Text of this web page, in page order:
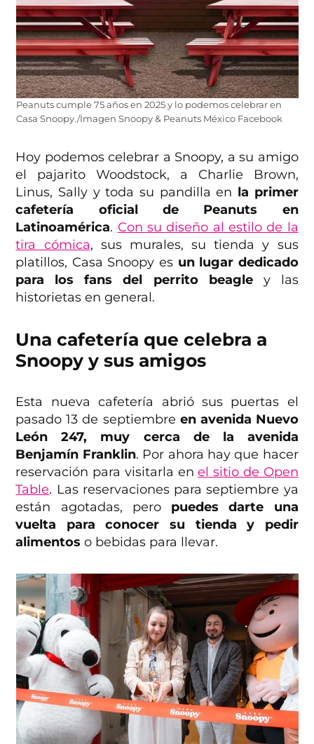
Peanuts cumple 75 años en 2025 y lo podemos celebrar en
Casa Snoopy./Imagen Snoopy & Peanuts México Facebook
Hoy podemos celebrar a Snoopy, a su amigo
el pajarito Woodstock, a Charlie Brown,
Linus, Sally y toda su pandilla en la primer
cafetería oficial de Peanuts en
Latinoamérica. Con su diseño al estilo de la
tira cómica, sus murales, su tienda y sus
platillos, Casa Snoopy es un lugar dedicado
para los fans del perrito beagley las
historietas en general.
Una cafetería que celebra a
Snoopy y sus amigos
Esta nueva cafetería abrió sus puertas el
pasado 13 de septiembre en avenida Nuevo
León 247, muy cerca de la avenida
Benjamín Franklin. Por ahora hay que hacer
reservación para visitarla enel sitio de Open
Table. Las reservaciones para septiembre ya
están agotadas, pero puedes darte una
vuelta para conocer su tienda y pedir
alimentos o bebidas para llevar.